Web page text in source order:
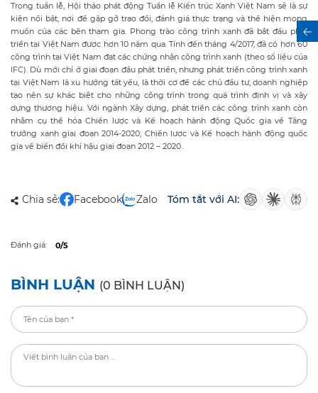
Trong tuần lễ, Hội thảo phát động Tuần lễ Kiến trúc Xanh Việt Nam sẽ là sự
kiện nổi bật, nơi để gặp gỡ trao đổi, đánh giá thực trạng và thể hiện mong
muốn của các bên tham gia. Phong trào công trình xanh đã bắt đầu phát
triển tại Việt Nam được hơn 10 năm qua. Tính đến tháng 4/2017, đã có hơn 60
công trình tại Việt Nam đạt các chứng nhận công trình xanh (theo số liệu của
IFC). Dù mới chỉ ở giai đoạn đầu phát triển, nhưng phát triển công trình xanh
tại Việt Nam là xu hướng tất yếu, là thời cơ để các chủ đầu tư, doanh nghiệp
tạo nên sự khác biệt cho những công trình trong quá trình định vị và xây
dựng thương hiệu. Với ngành Xây dựng, phát triển các công trình xanh còn
nhằm cụ thể hóa Chiến lược và Kế hoạch hành động Quốc gia về Tăng
trưởng xanh giai đoạn 2014-2020; Chiến lược và Kế hoạch hành động quốc
gia về biến đổi khí hậu giai đoạn 2012 – 2020.
Chia sẻ: Facebook Zalo Tóm tắt với AI:
Đánh giá: 0/5
BÌNH LUẬN (0 BÌNH LUẬN)